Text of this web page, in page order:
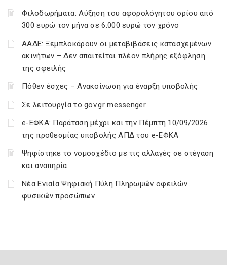
Φιλοδωρήματα: Αύξηση του αφορολόγητου ορίου από
300 ευρώ τον μήνα σε 6.000 ευρώ τον χρόνο
ΑΑΔΕ: Ξεμπλοκάρουν οι μεταβιβάσεις κατασχεμένων
ακινήτων – Δεν απαιτείται πλέον πλήρης εξόφληση
της οφειλής
Πόθεν έσχες – Ανακοίνωση για έναρξη υποβολής
Σε λειτουργία το gov.gr messenger
e-ΕΦΚΑ: Παράταση μέχρι και την Πέμπτη 10/09/2026
της προθεσμίας υποβολής ΑΠΔ του e-ΕΦΚΑ
Ψηφίστηκε το νομοσχέδιο με τις αλλαγές σε στέγαση
και αναπηρία
Νέα Ενιαία Ψηφιακή Πύλη Πληρωμών οφειλών
φυσικών προσώπων